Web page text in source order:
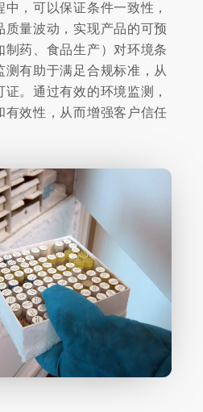
，可以保证条件一致性，
量波动，实现产品的可预
药、食品生产）对环境条
有助于满足合规标准，从
。通过有效的环境监测，
有效性，从而增强客户信任